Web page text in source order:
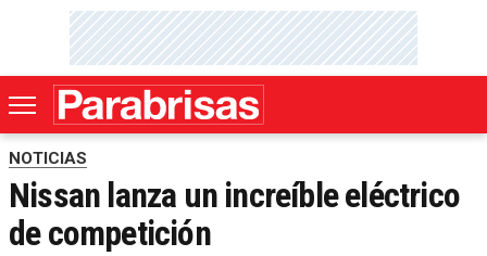
NOTICIAS
Nissan lanza un increíble eléctrico
de competición